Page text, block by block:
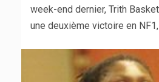
week-end dernier, Trith
une deuxième victoire en NF1,